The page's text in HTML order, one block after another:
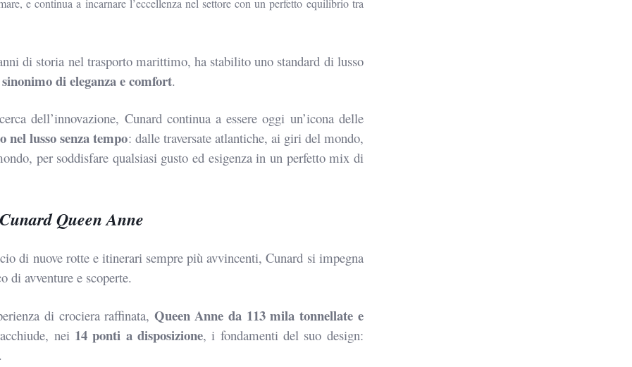
econtinua a incarnare l’eccellenza nel settore con un perfetto equilibrio tra
di storia nel trasporto marittimo,ha stabilito uno standard di lusso
sinonimo di eleganza e comfort.
dell’innovazione, Cunard continua a essere oggi un’icona delle
nel lusso senza tempo: dalle traversate atlantiche, ai giri del mondo,
per soddisfare qualsiasi gusto ed esigenzain un perfetto mix di
Queen Anne
di nuove rotte e itinerari sempre più avvincenti, Cunard si impegna
di avventure e scoperte.
di crociera raffinata, Queen Anne da 113 mila tonnellate e
nei 14 ponti a disposizione, i fondamenti del suo design: